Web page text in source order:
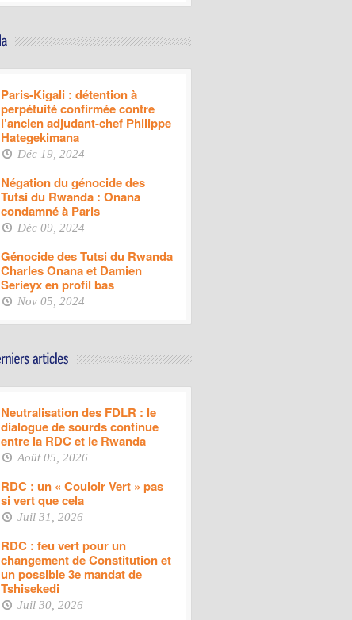
Paris-Kigali : détention à
perpétuité confirmée contre
l’ancien adjudant-chef Philippe
Hategekimana
Déc 19, 2024
Négation du génocide des
Tutsi du Rwanda : Onana
condamné à Paris
Déc 09, 2024
Génocide des Tutsi du Rwanda
Charles Onana et Damien
Serieyx en profil bas
Nov 05, 2024
Neutralisation des FDLR : le
dialogue de sourds continue
entre la RDC et le Rwanda
Août 05, 2026
RDC : un « Couloir Vert » pas
si vert que cela
Juil 31, 2026
RDC : feu vert pour un
changement de Constitution et
un possible 3e mandat de
Tshisekedi
Juil 30, 2026